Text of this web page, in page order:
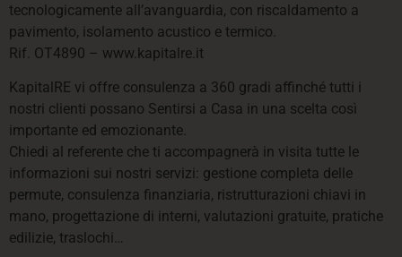
tecnologicamente all’avanguardia, con riscaldamento a
pavimento, isolamento acustico e termico.
Rif. OT4890 – www.kapitalre.it
KapitalRE vi offre consulenza a 360 gradi affinché tutti i
nostri clienti possano Sentirsi a Casa in una scelta così
importante ed emozionante.
Chiedi al referente che ti accompagnerà in visita tutte le
informazioni sui nostri servizi: gestione completa delle
permute, consulenza finanziaria, ristrutturazioni chiavi in
mano, progettazione di interni, valutazioni gratuite, pratiche
edilizie, traslochi…